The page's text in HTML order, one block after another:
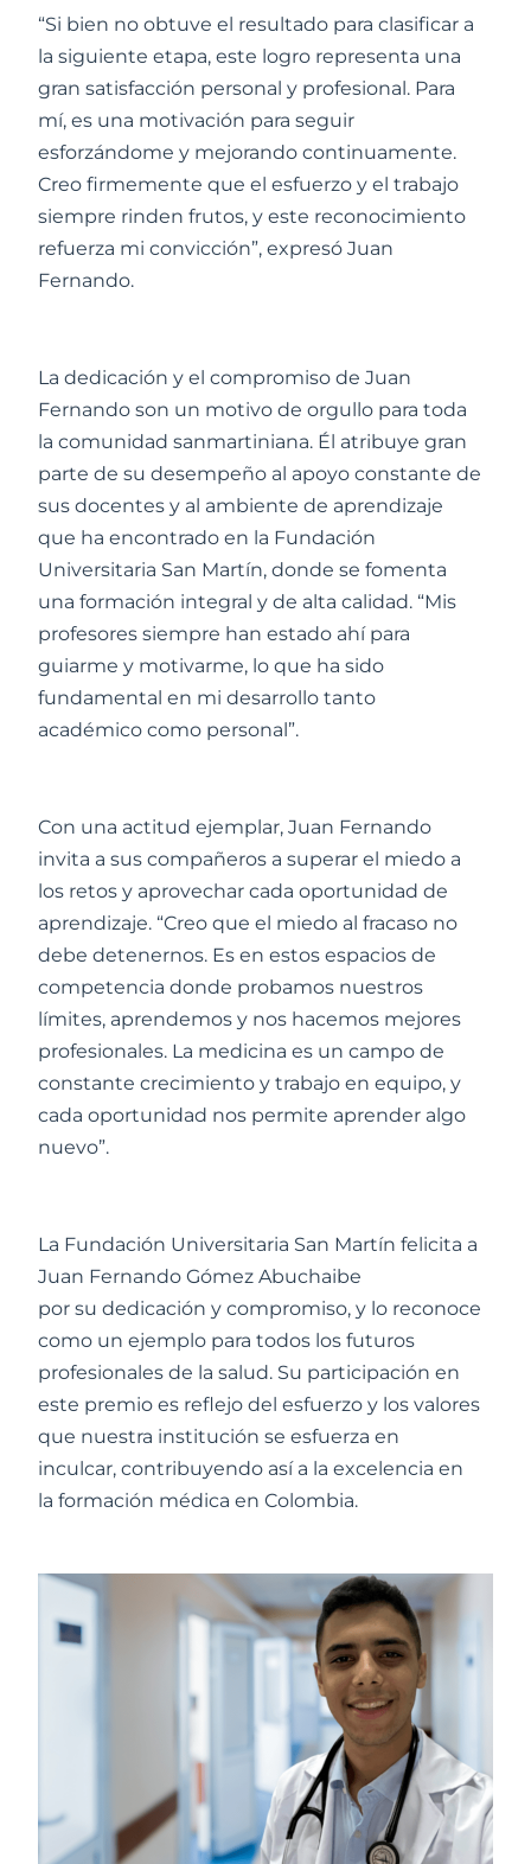
“Si bien no obtuve el resultado para clasificar a
la siguiente etapa, este logro representa una
gran satisfacción personal y profesional. Para
mí, es una motivación para seguir
esforzándome y mejorando continuamente.
Creo firmemente que el esfuerzo y el trabajo
siempre rinden frutos, y este reconocimiento
refuerza mi convicción”, expresó Juan
Fernando.
La dedicación y el compromiso de Juan
Fernando son un motivo de orgullo para toda
la comunidad sanmartiniana. Él atribuye gran
parte de su desempeño al apoyo constante de
sus docentes y al ambiente de aprendizaje
que ha encontrado en la Fundación
Universitaria San Martín, donde se fomenta
una formación integral y de alta calidad. “Mis
profesores siempre han estado ahí para
guiarme y motivarme, lo que ha sido
fundamental en mi desarrollo tanto
académico como personal”.
Con una actitud ejemplar, Juan Fernando
invita a sus compañeros a superar el miedo a
los retos y aprovechar cada oportunidad de
aprendizaje. “Creo que el miedo al fracaso no
debe detenernos. Es en estos espacios de
competencia donde probamos nuestros
límites, aprendemos y nos hacemos mejores
profesionales. La medicina es un campo de
constante crecimiento y trabajo en equipo, y
cada oportunidad nos permite aprender algo
nuevo”.
La Fundación Universitaria San Martín felicita a
Juan Fernando Gómez Abuchaibe
por su dedicación y compromiso, y lo reconoce
como un ejemplo para todos los futuros
profesionales de la salud. Su participación en
este premio es reflejo del esfuerzo y los valores
que nuestra institución se esfuerza en
inculcar, contribuyendo así a la excelencia en
la formación médica en Colombia.